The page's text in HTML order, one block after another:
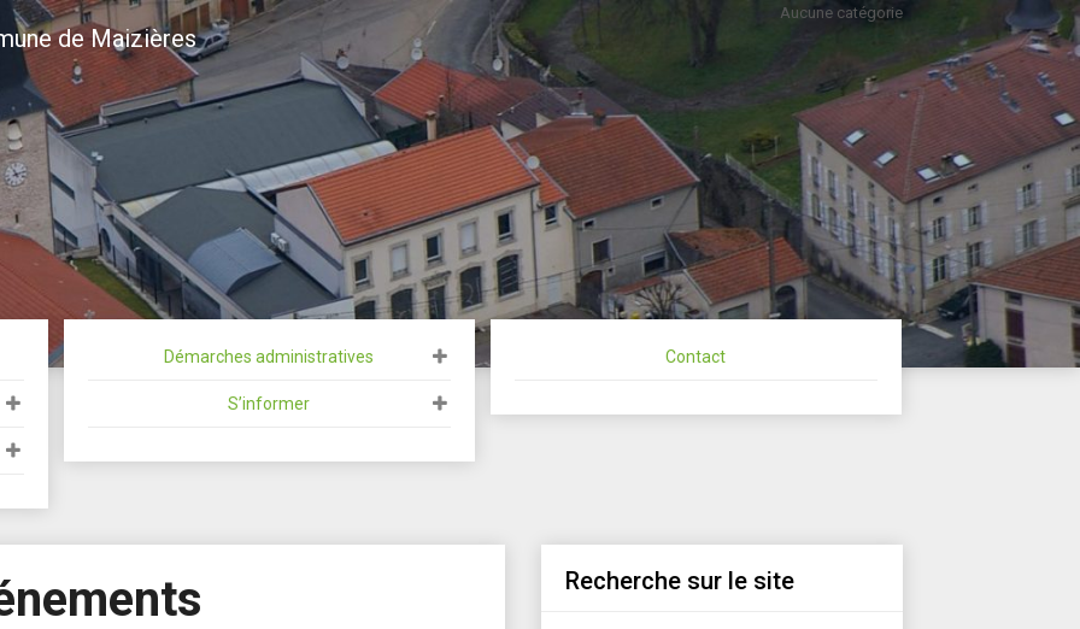
de Maizières
Aucune catégorie
le site de la Commune de
Démarches administratives
S’informer
Contact
Recherche sur le site